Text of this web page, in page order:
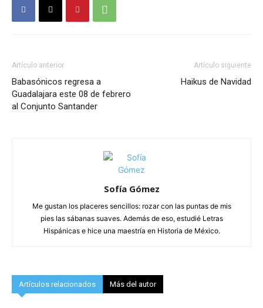
Artículo anterior
Babasónicos regresa a
Guadalajara este 08 de febrero
al Conjunto Santander
Artículo siguiente
Haikus de Navidad
Sofía Gómez
Me gustan los placeres sencillos: rozar con las puntas de mis
pies las sábanas suaves. Además de eso, estudié Letras
Hispánicas e hice una maestría en Historia de México.
Artículos relacionados Más del autor